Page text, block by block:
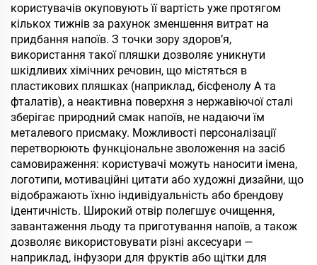
користувачів окуповують її вартість уже протягом
кількох тижнів за рахунок зменшення витрат на
придбання напоїв. З точки зору здоров’я,
використання такої пляшки дозволяє уникнути
шкідливих хімічних речовин, що містяться в
пластикових пляшках (наприклад, бісфенолу А та
фталатів), а неактивна поверхня з нержавіючої сталі
зберігає природний смак напоїв, не надаючи їм
металевого присмаку. Можливості персоналізації
перетворюють функціональне зволоження на засіб
самовираження: користувачі можуть наносити імена,
логотипи, мотиваційні цитати або художні дизайни, що
відображають їхню індивідуальність або брендову
ідентичність. Широкий отвір полегшує очищення,
завантаження льоду та приготування напоїв, а також
дозволяє використовувати різні аксесуари —
наприклад, інфузори для фруктів або щітки для